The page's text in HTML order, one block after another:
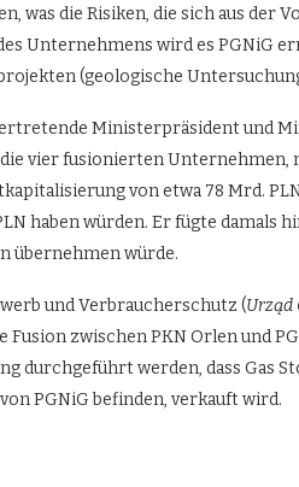
was die Risiken, die sich aus der
Unternehmens wird es PGNiG
(geologische
Ministerpräsident und
die vier fusionierten
von etwa 78 Mrd.
haben würden. Er fügte damals
übernehmen würde.
und Verbraucherschutz (Urząd
Fusion zwischen PKN Orlen und
durchgeführt werden, dass Gas
PGNiG befinden, verkauft wird.